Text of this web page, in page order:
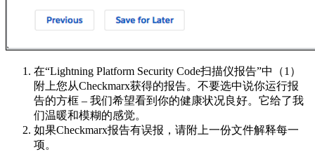
在“Lightning Platform Security Code扫描仪报告”中（1）
附上您从Checkmarx获得的报告。不要选中说你运行报
告的方框 – 我们希望看到你的健康状况良好。它给了我
们温暖和模糊的感觉。
如果Checkmarx报告有误报，请附上一份文件解释每一
项。